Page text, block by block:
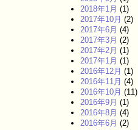
2018年1月 (1)
2017年10月 (2)
2017年6月 (4)
2017年3月 (2)
2017年2月 (1)
2017年1月 (1)
2016年12月 (1)
2016年11月 (4)
2016年10月 (11)
2016年9月 (1)
2016年8月 (4)
2016年6月 (2)